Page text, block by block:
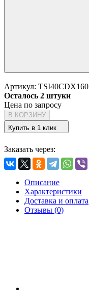
Артикул: TSI40CDX160
Осталось 2 штуки
Цена по запросу
В КОРЗИНУ
Купить в 1 клик
Заказать через:
Описание
Характеристики
Доставка и оплата
Отзывы (0)